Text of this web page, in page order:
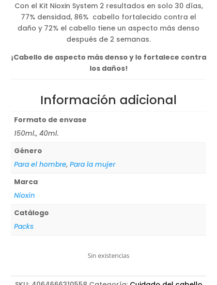
Con el Kit Nioxin System 2 resultados en solo 30 días,
77% densidad, 86% cabello fortalecido contra el
daño y 72% el cabello tiene un aspecto más denso
después de 2 semanas.
¡Cabello de aspecto más denso y lo fortalece contra
los daños!
Información adicional
Formato de envase
150ml., 40ml.
Género
Para el hombre,Para la mujer
Marca
Nioxin
Catálogo
Packs
Sin existencias